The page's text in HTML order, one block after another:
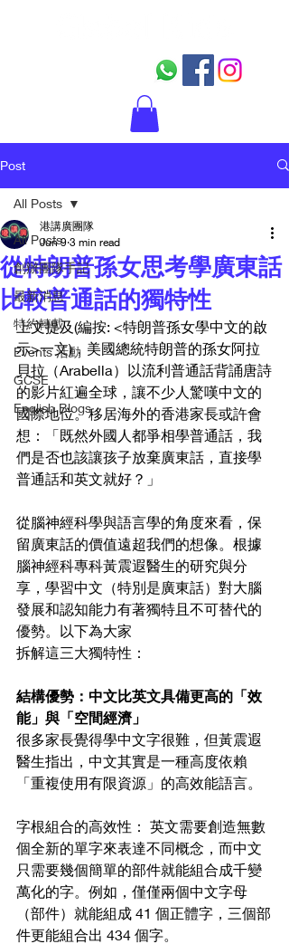
Post
All Posts
創辦團隊手記
最新消息
特約轉載
Events 活動
GCSE
English Blogs
All Posts
從特朗普孫女思考學廣東話
比較普通話的獨特性
港講廣團隊
Jun 9 3 min read
上文提及(編按: <特朗普孫女學中文的啟
示>一文)，美國總統特朗普的孫女阿拉
貝拉（Arabella）以流利普通話背誦唐詩
的影片紅遍全球，讓不少人驚嘆中文的
國際地位。移居海外的香港家長或許會
想：「既然外國人都爭相學普通話，我
們是否也該讓孩子放棄廣東話，直接學
普通話和英文就好？」
從腦神經科學與語言學的角度來看，保
留廣東話的價值遠超我們的想像。根據
腦神經科專科黃震遐醫生的研究與分
享，學習中文（特別是廣東話）對大腦
發展和認知能力有著獨特且不可替代的
優勢。以下為大家
拆解這三大獨特性：
結構優勢：中文比英文具備更高的「效
能」與「空間經濟」
很多家長覺得學中文字很難，但黃震遐
醫生指出，中文其實是一種高度依賴
「重複使用有限資源」的高效能語言。
字根組合的高效性： 英文需要創造無數
個全新的單字來表達不同概念，而中文
只需要幾個簡單的部件就能組合成千變
萬化的字。例如，僅僅兩個中文字母
（部件）就能組成 41 個正體字，三個部
件更能組合出 434 個字。